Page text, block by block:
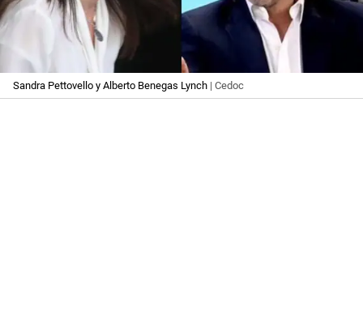
Sandra Pettovello y Alberto Benegas Lynch | Cedoc